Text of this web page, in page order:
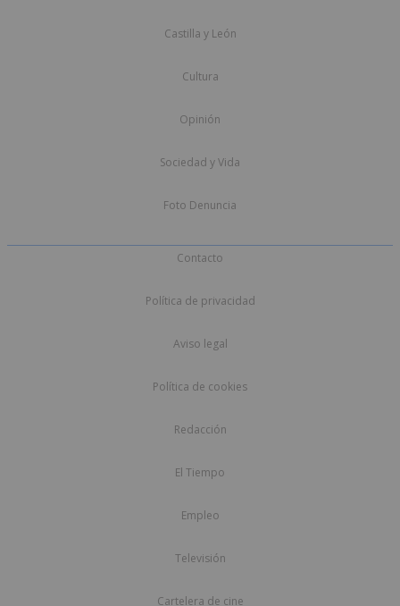
Castilla y León
Cultura
Opinión
Sociedad y Vida
Foto Denuncia
Contacto
Política de privacidad
Aviso legal
Política de cookies
Redacción
El Tiempo
Empleo
Televisión
Cartelera de cine